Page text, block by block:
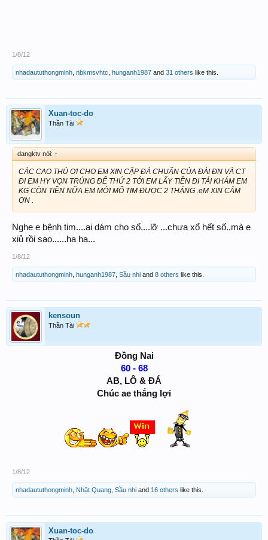
1/8/12
nhadaututhongminh nbkmsvhtc hunganh1987 and 31 others like this.
Xuan-toc-do
Thần Tài
dangktv nói: ↑
CÁC CAO THỦ ƠI CHO EM XIN CẶP ĐÁ CHUẨN CỦA ĐÀI ĐN VÀ CT
ĐI EM HY VỌN TRÚNG ĐỂ THỨ 2 TỚI EM LẤY TIỀN ĐI TÁI KHÁM EM
KG CÒN TIỀN NỮA EM MỚI MỔ TIM ĐƯỢC 2 THÁNG .eM XIN CẢM
ƠN .
Nghe e bệnh tim....ai dám cho số....lỡ ...chưa xổ hết số..mà e
xiủ rồi sao......ha ha...
1/8/12
nhadaututhongminh hunganh1987 Sầu nhi and 8 others like this.
kensoun
Thần Tài
Đồng Nai
60 - 68
AB, LÔ & ĐÁ
Chúc ae thắng lợi
1/8/12
nhadaututhongminh Nhật Quang Sầu nhi and 16 others like this.
Xuan-toc-do